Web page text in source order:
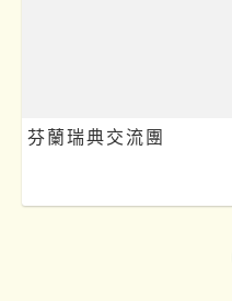
芬蘭瑞典交流團